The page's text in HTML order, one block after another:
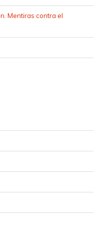
Mentiras contra el